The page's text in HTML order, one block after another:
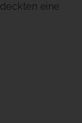
eine